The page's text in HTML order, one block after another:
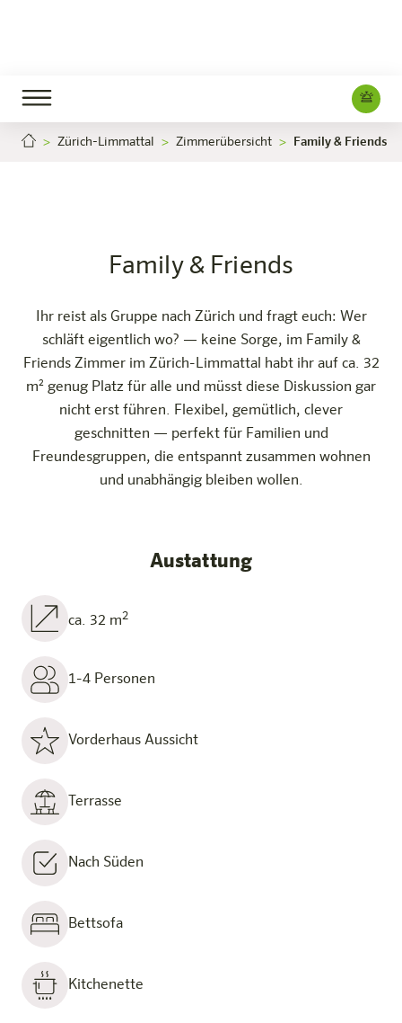
Zürich-Limmattal Zimmerübersicht Family & Friends
Family & Friends
Ihr reist als Gruppe nach Zürich und fragt euch: Wer
schläft eigentlich wo? — keine Sorge, im Family &
Friends Zimmer im Zürich-Limmattal habt ihr auf ca. 32
m² genug Platz für alle und müsst diese Diskussion gar
nicht erst führen. Flexibel, gemütlich, clever
geschnitten — perfekt für Familien und
Freundesgruppen, die entspannt zusammen wohnen
und unabhängig bleiben wollen.
Austattung
ca. 32 m2
1-4 Personen
Vorderhaus Aussicht
Terrasse
Nach Süden
Bettsofa
Kitchenette